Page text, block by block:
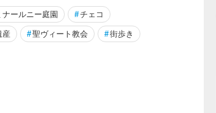
ナールニー庭園 #チェコ
産 #聖ヴィート教会 #街歩き